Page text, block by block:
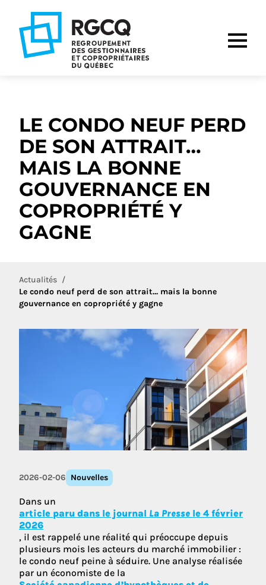
navigation
principale
contenu
LE CONDO NEUF PERD
DE SON ATTRAIT…
MAIS LA BONNE
GOUVERNANCE EN
COPROPRIÉTÉ Y
GAGNE
Actualités
Le condo neuf perd de son attrait… mais la bonne
gouvernance en copropriété y gagne
2026-02-06 Nouvelles
Dans un
article paru dans le journal La Presse le 4 février
2026
, il est rappelé une réalité qui préoccupe depuis
plusieurs mois les acteurs du marché immobilier :
le condo neuf peine à séduire. Une analyse réalisée
par un économiste de la